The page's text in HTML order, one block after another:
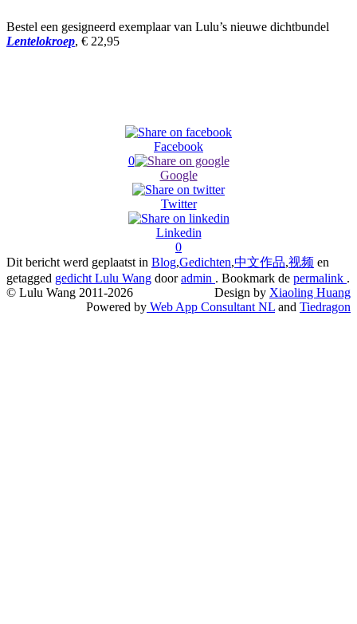
Bestel een gesigneerd exemplaar van Lulu’s nieuwe dichtbundel
Lentelokroep, € 22,95
Facebook
0
Google
Twitter
Linkedin
0
Dit bericht werd geplaatst in Blog,Gedichten,中文作品,视频 en
getagged gedicht Lulu Wang dooradmin . Bookmark de permalink .
© Lulu Wang 2011-2026
Design by Xiaoling Huang
Powered by Web App Consultant NL and Tiedragon